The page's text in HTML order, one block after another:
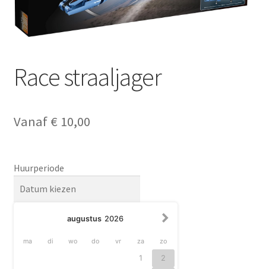
Race straaljager
Vanaf € 10,00
Huurperiode
augustus 2026
ma di wo do vr za zo
1
2